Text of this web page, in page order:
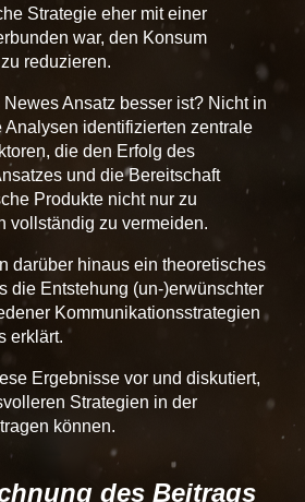
Strategie eher mit einer
war, den Konsum
reduzieren.
Ansatz besser ist? Nicht in
Analysen identifizierten zentrale
die den Erfolg des
und die Bereitschaft
Produkte nicht nur zu
vollständig zu vermeiden.
darüber hinaus ein theoretisches
die Entstehung (un-)erwünschter
Kommunikationsstrategien
erklärt.
Ergebnisse vor und diskutiert,
Strategien in der
können.
des Beitrags